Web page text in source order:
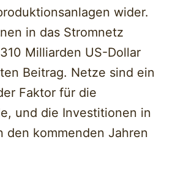
wider.
in das Stromnetz
Milliarden US-Dollar
Beitrag. Netze sind ein
Faktor für die
und die Investitionen in
den kommenden Jahren